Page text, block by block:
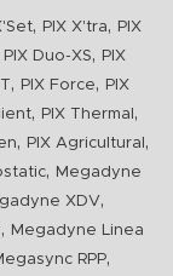
, PIX X'tra,
PIX
PIX Duo-XS,
PIX
, PIX Force,
PIX
, PIX Thermal ,
, PIX Agricultural ,
,
Megadyne
XDV,
,
Megadyne Linea
RPP,